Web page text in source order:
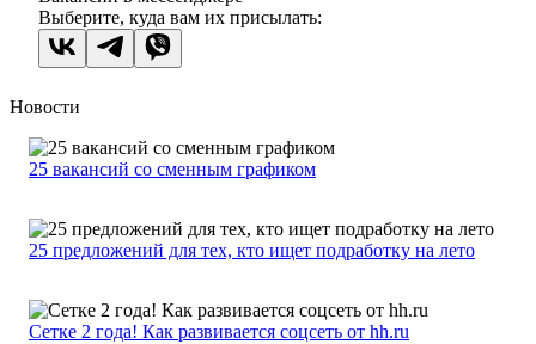
Выберите, куда вам их присылать:
Новости
25 вакансий со сменным графиком
25 предложений для тех, кто ищет подработку на лето
Сетке 2 года! Как развивается соцсеть от hh.ru